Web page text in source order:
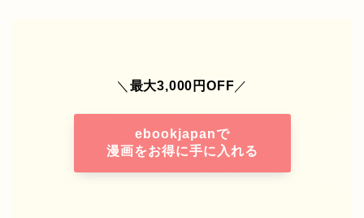
＼ 最大3,000 円 OFF／
ebookjapanで
漫画をお得に手に入れる